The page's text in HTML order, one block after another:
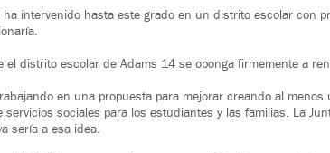
ha intervenido hasta este grado en un distrito escolar con
el distrito escolar de Adams 14 se oponga firmemente a
en una propuesta para mejorar creando al
servicios sociales para los estudiantes y las familias. La
sería a esa idea.